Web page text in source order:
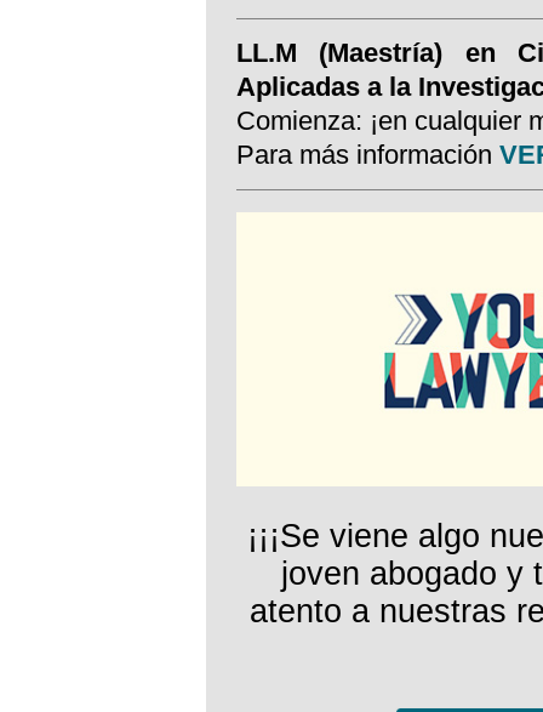
LL.M (Maestría) en
Aplicadas a la
Comienza: ¡en cualquier
Para más información
¡¡¡Se viene algo
joven abogado y
atento a nuestras